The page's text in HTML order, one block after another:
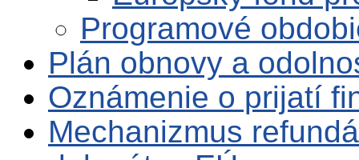
Programové
Plán obnovy a
Oznámenie o prijatí
Mechanizmus